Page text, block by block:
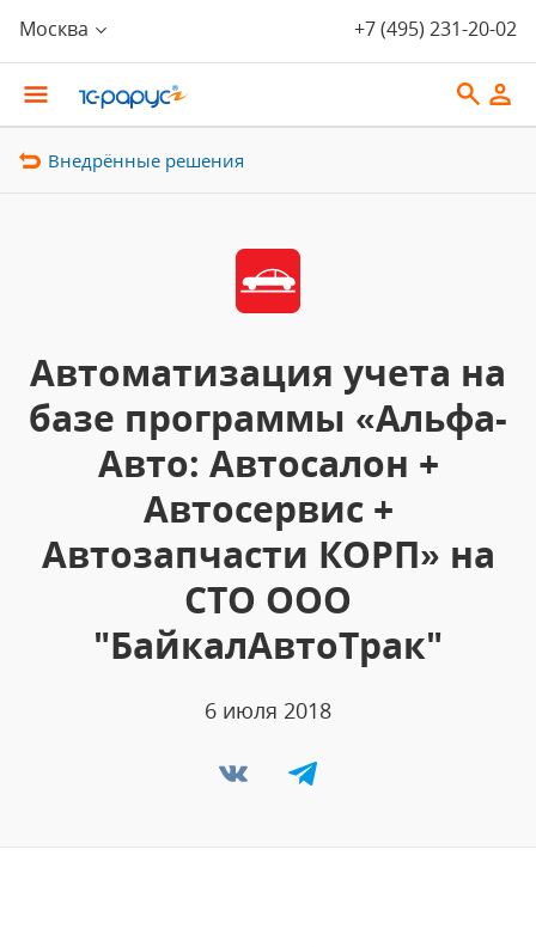
Москва +7 (495) 231-20-02
Внедрённые решения
Автоматизация учета на
базе программы «Альфа-
Авто: Автосалон +
Автосервис +
Автозапчасти КОРП» на
СТО ООО
"БайкалАвтоТрак"
6 июля 2018